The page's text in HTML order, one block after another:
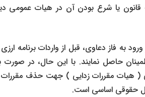
یا شرع بودن آن در هیات عمومی
به فاز دعاوی، قبل از واردات برنامه
حاصل نمایند. با این حال، در صورت
12 قانون احکام دائمی ( هیات مقررات زدایی ) جهت حذف
حقوقی اساسی است.